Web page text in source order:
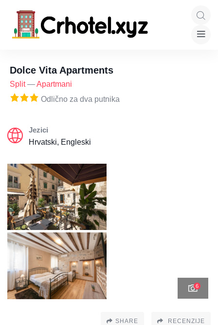
Dolce Vita Apartments
Split—Apartmani
Odlično za dva putnika
Jezici
Hrvatski, Engleski
6
SHARE RECENZIJE